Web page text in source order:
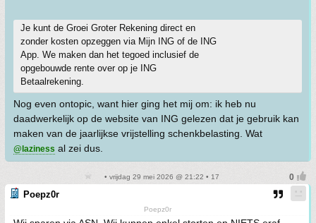
Je kunt de Groei Groter Rekening direct en
zonder kosten opzeggen via Mijn ING of de ING
App. We maken dan het tegoed inclusief de
opgebouwde rente over op je ING
Betaalrekening.
Nog even ontopic, want hier ging het mij om: ik heb nu
daadwerkelijk op de website van ING gelezen dat je gebruik kan
maken van de jaarlijkse vrijstelling schenkbelasting. Wat
@laziness al zei dus.
• vrijdag 29 mei 2026 @ 21:22 • 17
Poepz0r
Poepz0r